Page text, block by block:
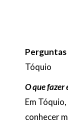
Tóquio
O que fazer
Em
conhecer